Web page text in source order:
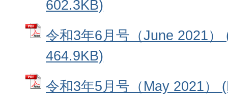
602.3KB)
令和3年6月号（June 2021
464.9KB)
令和3年5月号（May 2021）